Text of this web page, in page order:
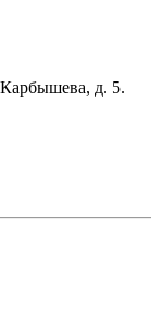
Карбышева, д. 5.